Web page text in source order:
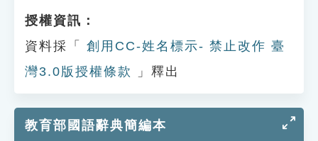
授權資訊：
資料採「
創用CC-姓名標示- 禁止改作 臺
灣3.0版授權條款
」釋出
教育部國語辭典簡編本